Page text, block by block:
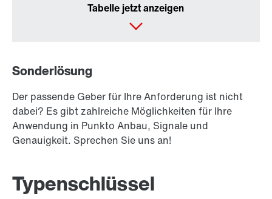
Tabelle jetzt anzeigen
Sonderlösung
Der passende Geber für Ihre Anforderung ist nicht
dabei? Es gibt zahlreiche Möglichkeiten für Ihre
Anwendung in Punkto Anbau, Signale und
Genauigkeit. Sprechen Sie uns an!
Typenschlüssel